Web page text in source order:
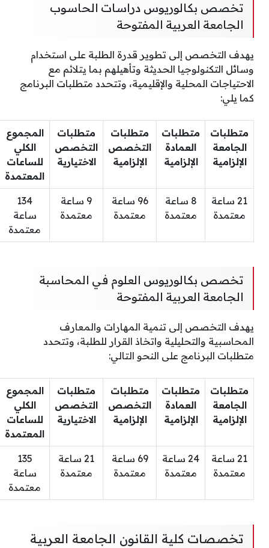
تخصص بكالوريوس دراسات الحاسوب
الجامعة العربية المفتوحة
يهدف التخصص إلى تطوير قدرة الطلبة على استخدام
وسائل التكنولوجيا الحديثة وتأهيلهم بما يتلائم مع
الاحتياجات المحلية والإقليمية، وتتحدد متطلبات البرنامج
كما يلي:
متطلبات
الجامعة
الإلزامية
متطلبات
العمادة
الإلزامية
متطلبات
التخصص
الإلزامية
متطلبات
التخصص
الاختيارية
المجموع
الكلي
للساعات
المعتمدة
21 ساعة
معتمدة
8 ساعة
معتمدة
96 ساعة
معتمدة
9 ساعة
معتمدة
134
ساعة
معتمدة
تخصص بكالوريوس العلوم في المحاسبة
الجامعة العربية المفتوحة
يهدف التخصص إلى تنمية المهارات والمعارف
المحاسبية والتحليلية واتخاذ القرار للطلبة، وتتحدد
متطلبات البرنامج على النحو التالي:
متطلبات
الجامعة
الإلزامية
متطلبات
العمادة
الإلزامية
متطلبات
التخصص
الإلزامية
متطلبات
التخصص
الاختيارية
المجموع
الكلي
للساعات
المعتمدة
21 ساعة
معتمدة
24 ساعة
معتمدة
69 ساعة
معتمدة
21 ساعة
معتمدة
135
ساعة
معتمدة
تخصصات كلية القانون الجامعة العربية